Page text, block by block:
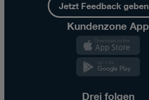
Jetzt Feedback geben
Kundenzone App
Drei folgen